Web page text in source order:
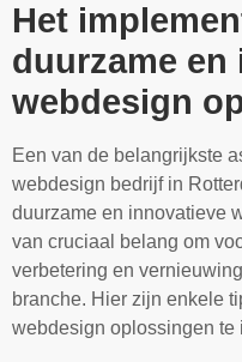
Het
duurzame en
webdesign
Een van de belangrijkste
webdesign bedrijf in
duurzame en innovatieve
van cruciaal belang om
verbetering en
branche. Hier zijn enkele
webdesign oplossingen te